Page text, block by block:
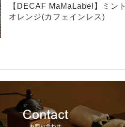
【DECAF MaMaLabel】ミント
オレンジ(カフェインレス)